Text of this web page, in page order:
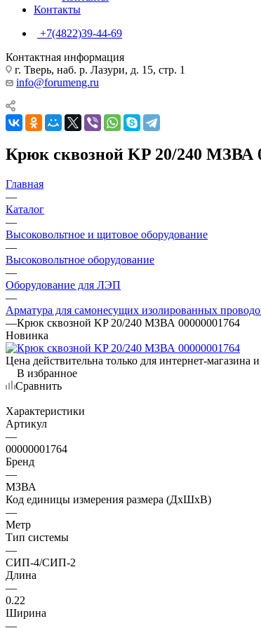
Контакты
+7(4822)39-44-69
Контактная информация
г. Тверь, наб. р. Лазури, д. 15, стр. 1
info@forumeng.ru
Крюк сквозной KP 20/240 МЗВА
Главная
—
Каталог
—
Высоковольтное и щитовое оборудование
—
Высоковольтное оборудование
—
Оборудование для ЛЭП
—
Арматура для самонесущих изолированных
—Крюк сквозной KP 20/240 МЗВА 00000001764
Новинка
Цена действительна только для интернет-
В избранное
Сравнить
Характеристики
Артикул
—
00000001764
Бренд
—
МЗВА
Код единицы измерения размера (ДхШхВ)
—
Метр
Тип системы
—
СИП-4/СИП-2
Длина
—
0.22
Ширина
—